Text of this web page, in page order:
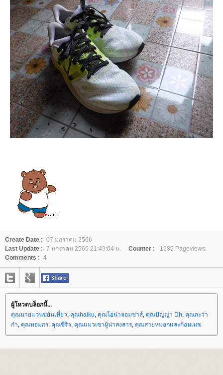
Create Date : 07 มกราคม 2566
Last Update : 7 มกราคม 2566 21:49:04 น. Counter :
1585 Pageviews.
Comments : 4
ผู้โหวตบล็อกนี้...
คุณนายแว่นขยันเที่ยว, คุณhaiku, คุณโอน่าจอมซ่าส์, คุณปัญญา Dh, คุณกะว่า
ก๋า, คุณหอมกร, คุณชีริว, คุณแมวเซาผู้น่าสงสาร, คุณสายหมอกและก้อนเมฆ